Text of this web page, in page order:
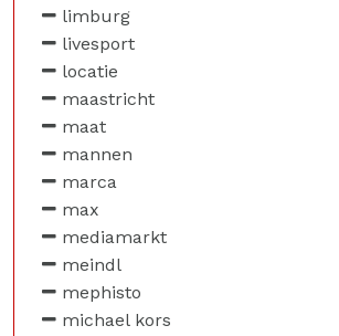
limburg
livesport
locatie
maastricht
maat
mannen
marca
max
mediamarkt
meindl
mephisto
michael kors